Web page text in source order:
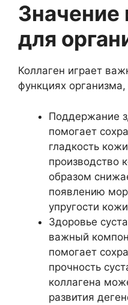
Значение
для
Коллаген играет
функциях
Поддержание
помогает
гладкость
производство
образом
появлению
упругости
Здоровье
важный
помогает
прочность
коллагена
развития